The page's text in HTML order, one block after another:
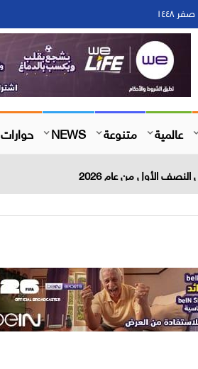
عالمية متنوعة NEWS حوارات